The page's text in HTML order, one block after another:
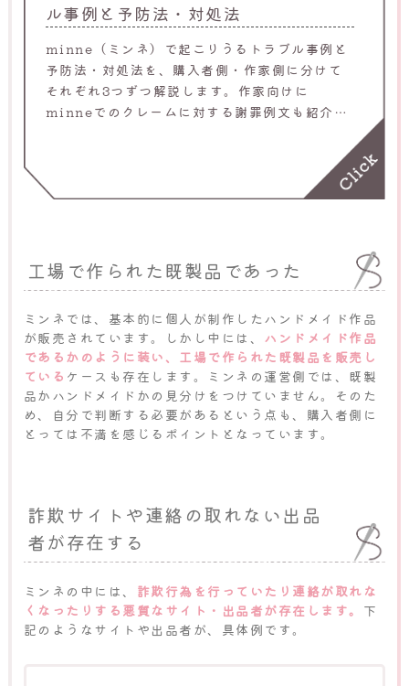
ル事例と予防法・対処法
minne（ミンネ）で起こりうるトラブル事例と
予防法・対処法を、購入者側・作家側に分けて
それぞれ3つずつ解説します。作家向けに
minneでのクレームに対する謝罪例文も紹介す
工場で作られた既製品であった
ミンネでは、基本的に個人が制作したハンドメイド作品
が販売されています。しかし中には、 ハンドメイド作品
であるかのように装い、工場で作られた既製品を販売し
ている ケースも存在します。ミンネの運営側では、既製
品かハンドメイドかの見分けをつけていません。そのた
め、自分で判断する必要があるという点も、購入者側に
とっては不満を感じるポイントとなっています。
詐欺サイトや連絡の取れない出品
者が存在する
ミンネの中には、 詐欺行為を行っていたり連絡が取れな
くなったりする悪質なサイト・出品者が存在します。 下
記のようなサイトや出品者が、具体例です。